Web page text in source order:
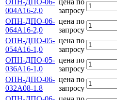
004А16-2,0
запросу
ОПН-ДПО-06-
064А16-2,0
цена по
запросу
ОПН-ДПО-05-
054А16-1,0
цена по
запросу
ОПН-ДПО-05-
036А16-1,0
цена по
запросу
ОПН-ДПО-06-
032А08-1.8
цена по
запросу